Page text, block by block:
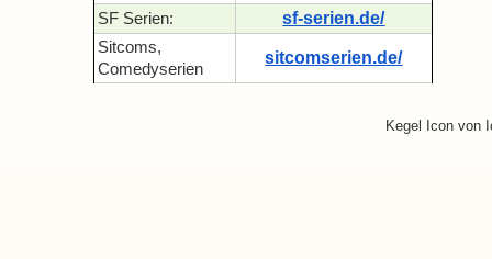
SF Serien: sf-serien.de/
Sitcoms,
Comedyserien
sitcomserien.de/
Kegel Icon von